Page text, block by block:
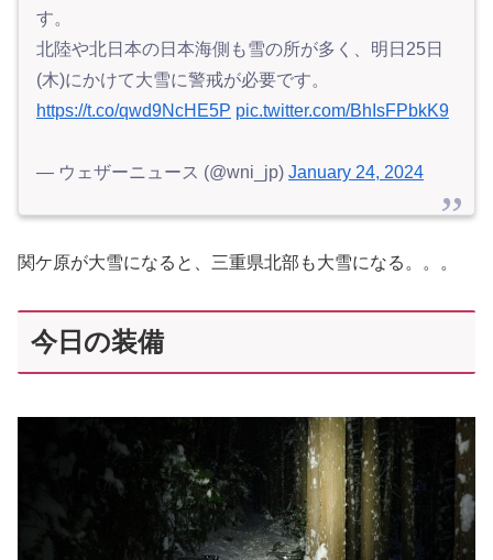
す。
北陸や北日本の日本海側も雪の所が多く、明日25日
(木)にかけて大雪に警戒が必要です。
https://t.co/qwd9NcHE5P pic.twitter.com/BhIsFPbkK9
— ウェザーニュース (@wni_jp) January 24, 2024
関ケ原が大雪になると、三重県北部も大雪になる。。。
今日の装備